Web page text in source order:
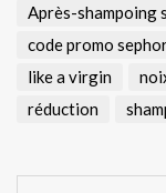
Après-shampoing
code promo
like a virgin
réduction